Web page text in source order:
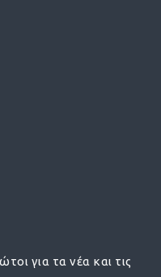
για τα νέα και τις